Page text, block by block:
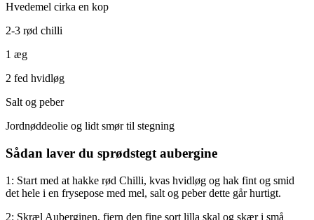
Hvedemel cirka en kop
2-3 rød chilli
1 æg
2 fed hvidløg
Salt og peber
Jordnøddeolie og lidt smør til stegning
Sådan laver du sprødstegt aubergine
1: Start med at hakke rød Chilli, kvas hvidløg og hak fint og smid
det hele i en frysepose med mel, salt og peber dette går hurtigt.
2: Skræl Auberginen, fjern den fine sort lilla skal og skær i små